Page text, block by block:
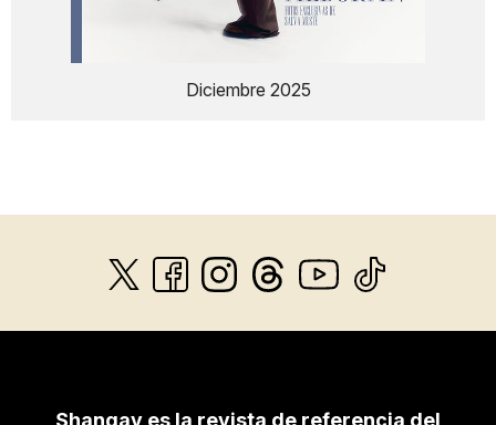
Diciembre 2025
Shangay es la revista de referencia del